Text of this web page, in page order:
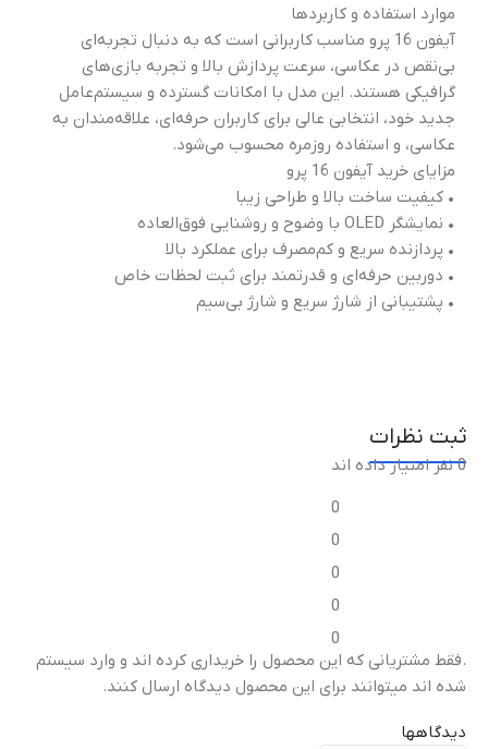
موارد استفاده و کاربردها
آیفون 16 پرو مناسب کاربرانی است که به دنبال تجربه‌ای
بی‌نقص در عکاسی، سرعت پردازش بالا و تجربه بازی‌های
گرافیکی هستند. این مدل با امکانات گسترده و سیستم‌عامل
جدید خود، انتخابی عالی برای کاربران حرفه‌ای، علاقه‌مندان به
عکاسی، و استفاده روزمره محسوب می‌شود.
مزایای خرید آیفون 16 پرو
• کیفیت ساخت بالا و طراحی زیبا
• نمایشگر OLED با وضوح و روشنایی فوق‌العاده
• پردازنده سریع و کم‌مصرف برای عملکرد بالا
• دوربین حرفه‌ای و قدرتمند برای ثبت لحظات خاص
• پشتیبانی از شارژ سریع و شارژ بی‌سیم
ثبت نظرات
0 نفر امتیاز داده اند
0
0
0
0
0
دیدگاهها
.فقط مشتریانی که این محصول را خریداری کرده اند و وارد سیستم
شده اند میتوانند برای این محصول دیدگاه ارسال کنند.